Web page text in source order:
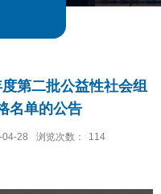
第二批公益性社会组
名单的公告
04-28 浏览次数： 114